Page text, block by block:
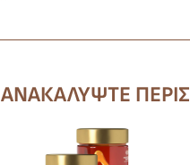
ΑΝΑΚΑΛΎΨΤΕ